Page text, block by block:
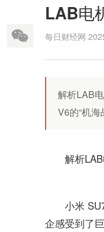
LAB电
每日财经网
解析LAB
V6的“机
解析
小米
企感受到了